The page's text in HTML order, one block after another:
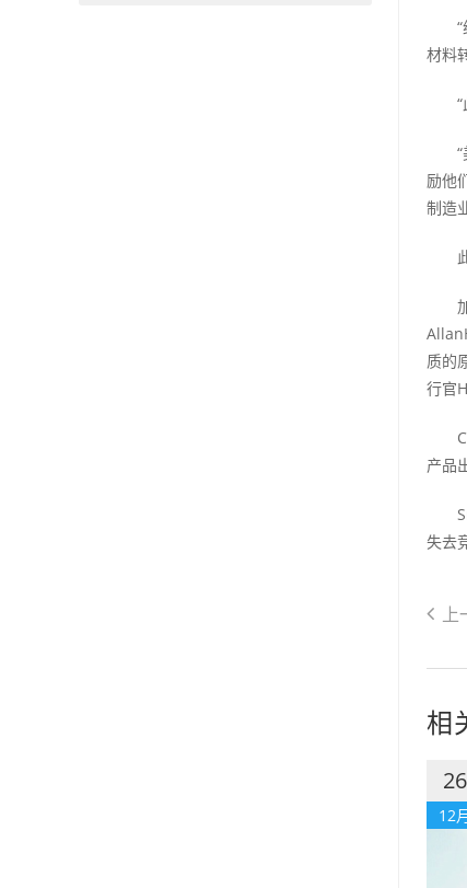
“纸
材料
“此
“美
励他
制造
此
加
质的
行官
产品
失去
相
26
12